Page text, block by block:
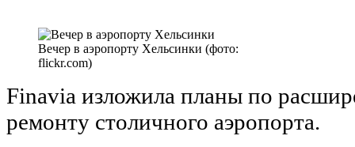
Вечер в аэропорту Хельсинки (фото:
flickr.com)
Finavia изложила планы по
ремонту столичного аэропорта.